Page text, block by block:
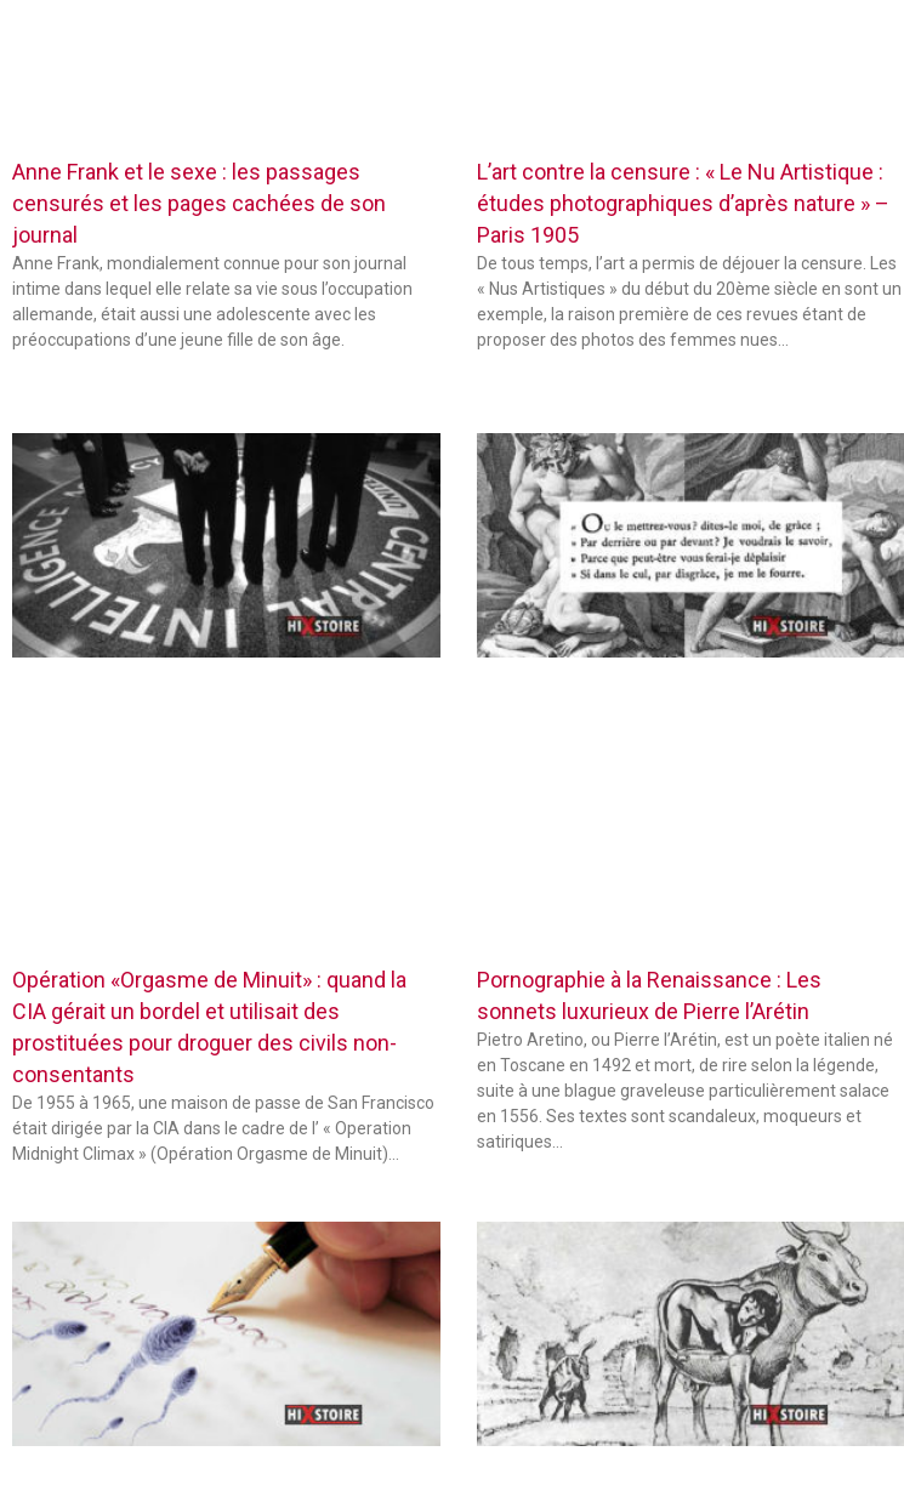
Anne Frank et le sexe : les passages
censurés et les pages cachées de son
journal
Anne Frank, mondialement connue pour son journal
intime dans lequel elle relate sa vie sous l’occupation
allemande, était aussi une adolescente avec les
préoccupations d’une jeune fille de son âge.
L’art contre la censure : « Le Nu Artistique :
études photographiques d’après nature » –
Paris 1905
De tous temps, l’art a permis de déjouer la censure. Les
« Nus Artistiques » du début du 20ème siècle en sont un
exemple, la raison première de ces revues étant de
proposer des photos des femmes nues…
Opération «Orgasme de Minuit» : quand la
CIA gérait un bordel et utilisait des
prostituées pour droguer des civils non-
consentants
De 1955 à 1965, une maison de passe de San Francisco
était dirigée par la CIA dans le cadre de l’ « Operation
Midnight Climax » (Opération Orgasme de Minuit)…
Pornographie à la Renaissance : Les
sonnets luxurieux de Pierre l’Arétin
Pietro Aretino, ou Pierre l’Arétin, est un poète italien né
en Toscane en 1492 et mort, de rire selon la légende,
suite à une blague graveleuse particulièrement salace
en 1556. Ses textes sont scandaleux, moqueurs et
satiriques…